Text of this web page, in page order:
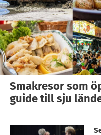
Smakresor som
guide till sju